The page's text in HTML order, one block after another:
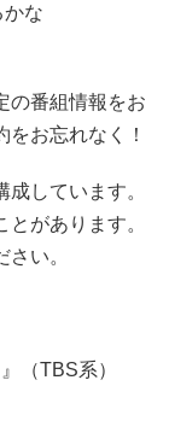
な
番組情報をお
お忘れなく！
しています。
があります。
い。
（TBS系）